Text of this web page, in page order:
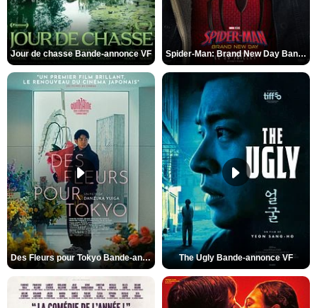
Jour de chasse Bande-annonce VF Spider-Man: Brand New Day Bande-annonce (3) VO STFR
Des Fleurs pour Tokyo Bande-annonce VO STFR The Ugly Bande-annonce VF